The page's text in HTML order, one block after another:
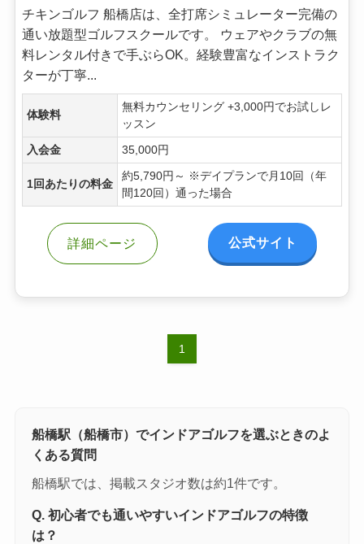
チキンゴルフ 船橋店は、全打席シミュレーター完備の
通い放題型ゴルフスクールです。 ウェアやクラブの無
料レンタル付きで手ぶらOK。経験豊富なインストラク
ターが丁寧...
体験料
無料カウンセリング +3,000円でお試しレ
ッスン
入会金 35,000円
1回あたりの料金
約5,790円～ ※デイプランで月10回（年
間120回）通った場合
詳細ページ 公式サイト
1
船橋駅（船橋市）でインドアゴルフを選ぶときのよ
くある質問
船橋駅では、掲載スタジオ数は約1件です。
Q. 初心者でも通いやすいインドアゴルフの特徴
は？